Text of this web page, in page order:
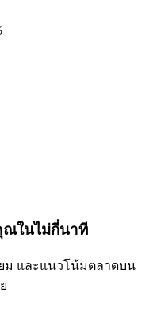
ค่า และสินค้าโภคภัณฑ์
ณในไม่กี่นาที
ม และแนวโน้มตลาดบน